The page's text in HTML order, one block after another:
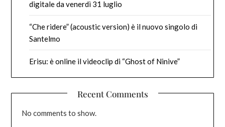
digitale da venerdì 31 luglio
“Che ridere” (acoustic version) è il nuovo singolo di
Santelmo
Erisu: è online il videoclip di “Ghost of Ninive”
Recent Comments
No comments to show.